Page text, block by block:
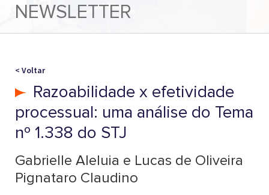
NEWSLETTER
< Voltar
Razoabilidade x efetividade
processual: uma análise do Tema
nº 1.338 do STJ
Gabrielle Aleluia e Lucas de Oliveira
Pignataro Claudino